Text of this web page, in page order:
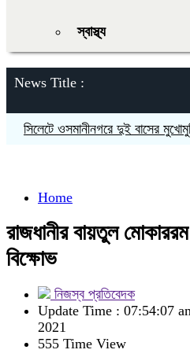
স্বাস্থ্য
News Title :
সিলেটে ওসমানীনগরে দুই বাসের মুখোমুখি
Home
রাজধানীর বায়তুল
বিক্ষোভ
নিজস্ব প্রতিবেদক
Update Time : 07:54:07
2021
555 Time View